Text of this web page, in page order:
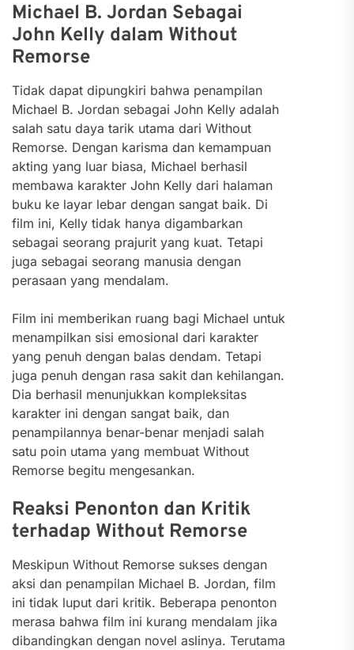
Michael B. Jordan Sebagai
John Kelly dalam Without
Remorse
Tidak dapat dipungkiri bahwa penampilan
Michael B. Jordan sebagai John Kelly adalah
salah satu daya tarik utama dari Without
Remorse. Dengan karisma dan kemampuan
akting yang luar biasa, Michael berhasil
membawa karakter John Kelly dari halaman
buku ke layar lebar dengan sangat baik. Di
film ini, Kelly tidak hanya digambarkan
sebagai seorang prajurit yang kuat. Tetapi
juga sebagai seorang manusia dengan
perasaan yang mendalam.
Film ini memberikan ruang bagi Michael untuk
menampilkan sisi emosional dari karakter
yang penuh dengan balas dendam. Tetapi
juga penuh dengan rasa sakit dan kehilangan.
Dia berhasil menunjukkan kompleksitas
karakter ini dengan sangat baik, dan
penampilannya benar-benar menjadi salah
satu poin utama yang membuat Without
Remorse begitu mengesankan.
Reaksi Penonton dan Kritik
terhadap Without Remorse
Meskipun Without Remorse sukses dengan
aksi dan penampilan Michael B. Jordan, film
ini tidak luput dari kritik. Beberapa penonton
merasa bahwa film ini kurang mendalam jika
dibandingkan dengan novel aslinya. Terutama